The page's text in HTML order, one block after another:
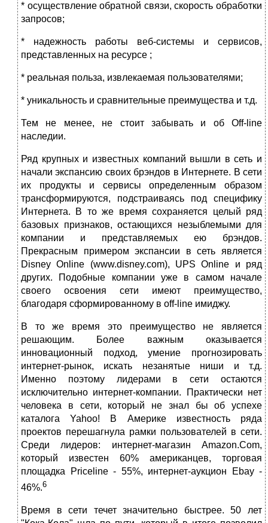
* осуществление обратной связи, скорость обработки
запросов;
* надежность работы веб-системы и сервисов,
представленных на ресурсе ;
* реальная польза, извлекаемая пользователями;
* уникальность и сравнительные преимущества и т.д.
Тем не менее, не стоит забывать и об Off-line
наследии.
Ряд крупных и известных компаний вышли в сеть и
начали экспансию своих брэндов в Интернете. В сети
их продукты и сервисы определенным образом
трансформируются, подстраиваясь под специфику
Интернета. В то же время сохраняется целый ряд
базовых признаков, остающихся незыблемыми для
компании и представляемых ею брэндов.
Прекрасным примером экспансии в сеть является
Disney Online (www.disney.com), UPS Online и ряд
других. Подобные компании уже в самом начале
своего освоения сети имеют преимущество,
благодаря сформированному в off-line имиджу.
В то же время это преимущество не является
решающим. Более важным оказывается
инновационный подход, умение прогнозировать
интернет-рынок, искать незанятые ниши и т.д.
Именно поэтому лидерами в сети остаются
исключительно интернет-компании. Практически нет
человека в сети, который не знал бы об успехе
каталога Yahoo! В Америке известность ряда
проектов перешагнула рамки пользователей в сети.
Среди лидеров: интернет-магазин Amazon.Com,
который известен 60% американцев, торговая
площадка Priceline - 55%, интернет-аукцион Ebay -
46%.6
Время в сети течет значительно быстрее. 50 лет